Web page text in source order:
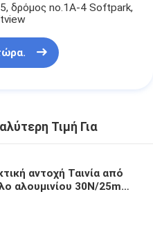
δρόμος no.1A-4 Softpark,
Τιμή Για
αντοχή Ταινία από
αλουμινίου 30N/25mm